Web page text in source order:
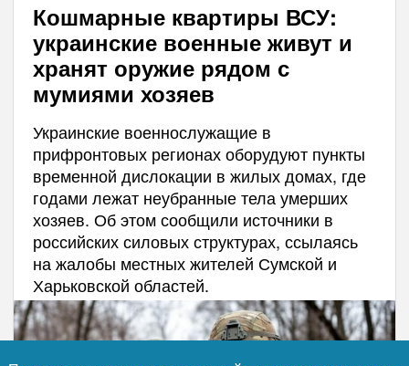
Кошмарные квартиры ВСУ:
украинские военные живут и
хранят оружие рядом с
мумиями хозяев
Украинские военнослужащие в
прифронтовых регионах оборудуют пункты
временной дислокации в жилых домах, где
годами лежат неубранные тела умерших
хозяев. Об этом сообщили источники в
российских силовых структурах, ссылаясь
на жалобы местных жителей Сумской и
Харьковской областей.